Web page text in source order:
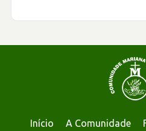
Início A Comunidade